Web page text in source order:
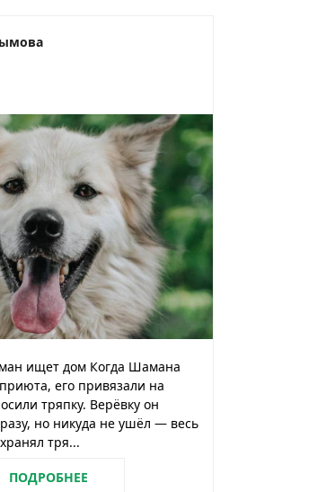
ищет дом Когда Шамана
его привязали на
тряпку. Верёвку он
но никуда не ушёл — весь
тря...
ПОДРОБНЕЕ